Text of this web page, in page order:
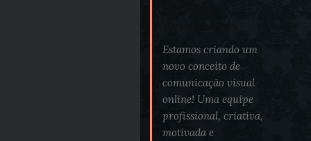
Estamos criando um
novo conceito de
comunicação visual
online! Uma equipe
profissional, criativa,
motivada e